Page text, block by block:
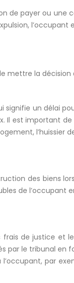
de payer ou
la
un délai
est important
des biens
de
de justice et
le tribunal
par